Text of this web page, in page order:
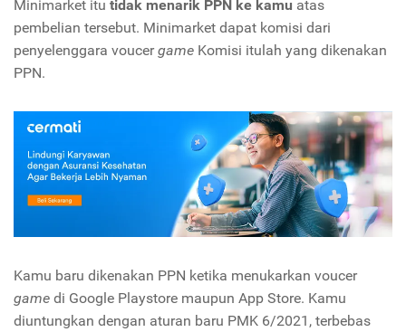
Minimarket itu tidak menarik PPN ke kamu atas
pembelian tersebut. Minimarket dapat komisi dari
penyelenggara voucergame Komisi itulah yang dikenakan
PPN.
Kamu baru dikenakan PPN ketika menukarkan voucer
game di Google Playstore maupun App Store. Kamu
diuntungkan dengan aturan baru PMK 6/2021, terbebas